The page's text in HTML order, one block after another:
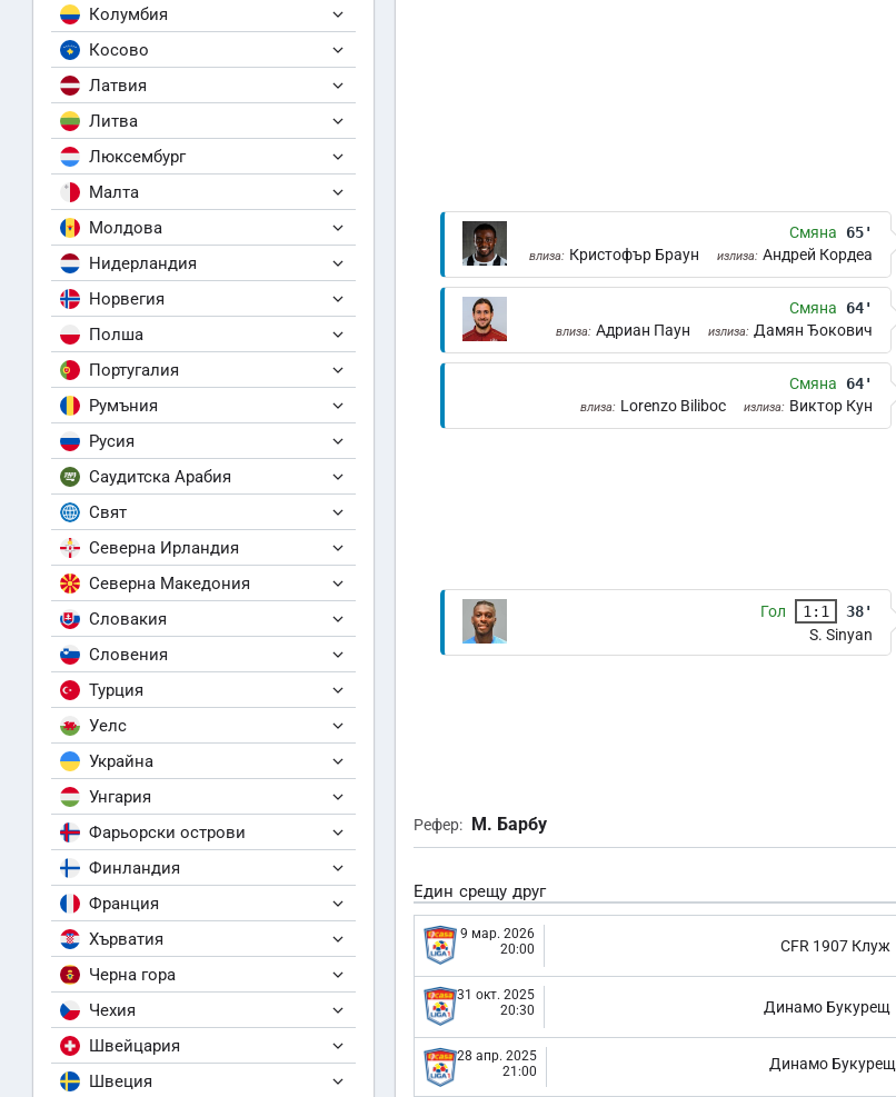
Колумбия
Косово
Латвия
Литва
Люксембург
Малта
Молдова
Нидерландия
Норвегия
Полша
Португалия
Румъния
Русия
Саудитска Арабия
Свят
Северна Ирландия
Северна Македония
Словакия
Словения
Турция
Уелс
Украйна
Унгария
Фарьорски острови
Финландия
Франция
Хърватия
Черна гора
Чехия
Швейцария
Швеция
Смяна 65'
влиза: Кристофър Браун излиза: Андрей Кордеа
Смяна 64'
влиза: Адриан Паун излиза: Дамян Ђокович
Смяна 64'
влиза: Lorenzo Biliboc излиза: Виктор Кун
Гол 1:1
38'
S. Sinyan
Рефер: М. Барбу
Един срещу друг
9 мар. 2026
20:00
CFR 1907 Клуж
31 окт. 2025
20:30
Динамо Букурещ
28 апр. 2025
21:00
Динамо Букурещ